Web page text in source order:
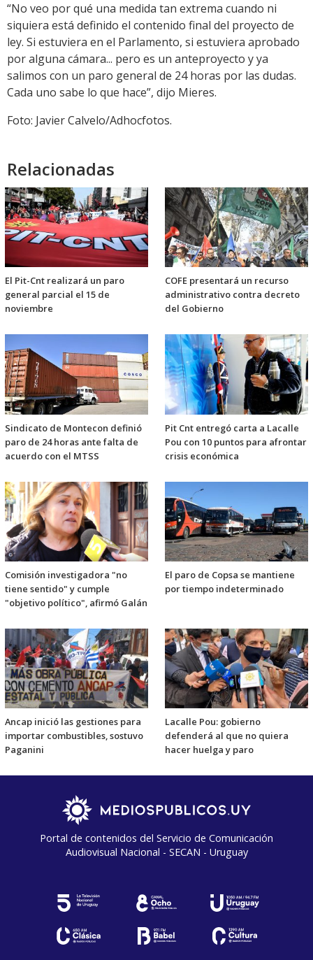
“No veo por qué una medida tan extrema cuando ni
siquiera está definido el contenido final del proyecto de
ley. Si estuviera en el Parlamento, si estuviera aprobado
por alguna cámara... pero es un anteproyecto y ya
salimos con un paro general de 24 horas por las dudas.
Cada uno sabe lo que hace”, dijo Mieres.
Foto: Javier Calvelo/Adhocfotos.
Relacionadas
El Pit-Cnt realizará un paro
general parcial el 15 de
noviembre
COFE presentará un recurso
administrativo contra decreto
del Gobierno
Sindicato de Montecon definió
paro de 24 horas ante falta de
acuerdo con el MTSS
Pit Cnt entregó carta a Lacalle
Pou con 10 puntos para afrontar
crisis económica
Comisión investigadora "no
tiene sentido" y cumple
"objetivo político", afirmó Galán
El paro de Copsa se mantiene
por tiempo indeterminado
Ancap inició las gestiones para
importar combustibles, sostuvo
Paganini
Lacalle Pou: gobierno
defenderá al que no quiera
hacer huelga y paro
Portal de contenidos del Servicio de Comunicación
Audiovisual Nacional - SECAN - Uruguay